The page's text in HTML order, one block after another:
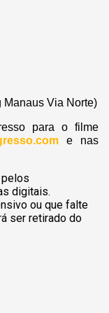
Manaus Via Norte)
para o filme
e nas
digitais.
ou que falte
ser retirado do